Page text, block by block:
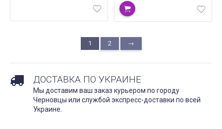
1 2 →
ДОСТАВКА ПО УКРАИНЕ
Мы доставим ваш заказ курьером по городу
Черновцы или службой экспресс-доставки по всей
Украине.